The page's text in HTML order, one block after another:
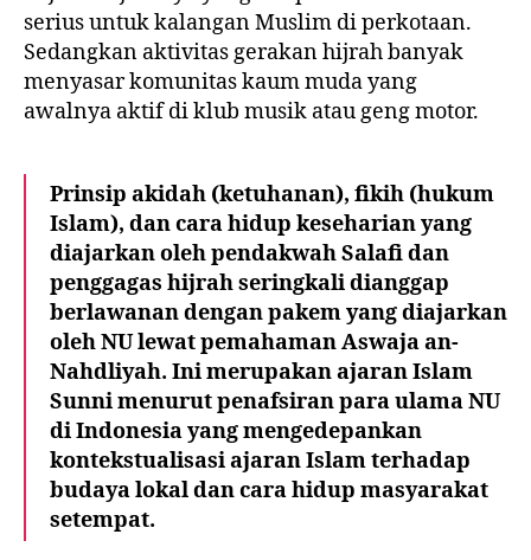
seriusuntuk kalangan Muslim di perkotaan.
Sedangkan aktivitas gerakan hijrah banyak
menyasar komunitas kaum muda yang
awalnya aktif diklub musik ataugeng motor.
Prinsip akidah (ketuhanan), fikih (hukum
Islam), dan cara hidup keseharian yang
diajarkan oleh pendakwah Salafi dan
penggagas hijrah seringkali dianggap
berlawanan dengan pakem yang diajarkan
oleh NU lewat pemahaman Aswaja an-
Nahdliyah. Ini merupakan ajaran Islam
Sunni menurut penafsiran para ulama NU
di Indonesia yang mengedepankan
kontekstualisasi ajaran Islam terhadap
budaya lokal dan cara hidup masyarakat
setempat.